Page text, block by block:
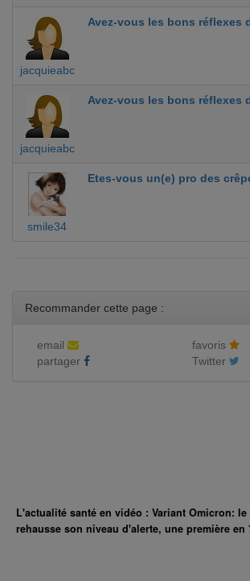
jacquieabc
Avez-vous les bons réflexes
jacquieabc
Avez-vous les bons réflexes
smile34
Etes-vous un(e) pro des
Recommander cette page :
email
favoris
partager
Twitter
L'actualité santé en vidéo : Variant Omicron: le
rehausse son niveau d'alerte, une première en